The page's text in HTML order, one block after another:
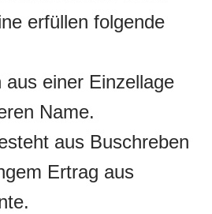
erfüllen folgende
aus einer Einzellage
Name.
aus Buschreben
Ertrag aus